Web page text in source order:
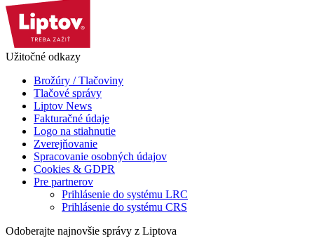
Užitočné odkazy
Brožúry / Tlačoviny
Tlačové správy
Liptov News
Fakturačné údaje
Logo na stiahnutie
Zverejňovanie
Spracovanie osobných údajov
Cookies & GDPR
Pre partnerov
Prihlásenie do systému LRC
Prihlásenie do systému CRS
Odoberajte najnovšie správy z Liptova